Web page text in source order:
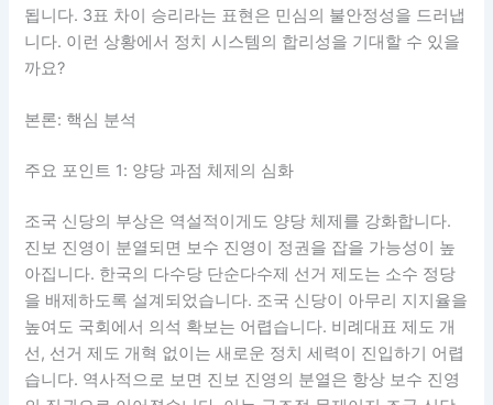
됩니다. 3표 차이 승리라는 표현은 민심의 불안정성을 드러냅
니다. 이런 상황에서 정치 시스템의 합리성을 기대할 수 있을
까요?
본론: 핵심 분석
주요 포인트 1: 양당 과점 체제의 심화
조국 신당의 부상은 역설적이게도 양당 체제를 강화합니다.
진보 진영이 분열되면 보수 진영이 정권을 잡을 가능성이 높
아집니다. 한국의 다수당 단순다수제 선거 제도는 소수 정당
을 배제하도록 설계되었습니다. 조국 신당이 아무리 지지율을
높여도 국회에서 의석 확보는 어렵습니다. 비례대표 제도 개
선, 선거 제도 개혁 없이는 새로운 정치 세력이 진입하기 어렵
습니다. 역사적으로 보면 진보 진영의 분열은 항상 보수 진영